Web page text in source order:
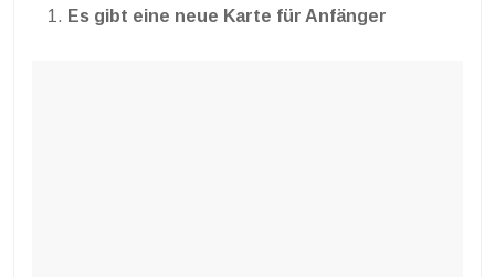
Es gibt eine neue Karte für Anfänger